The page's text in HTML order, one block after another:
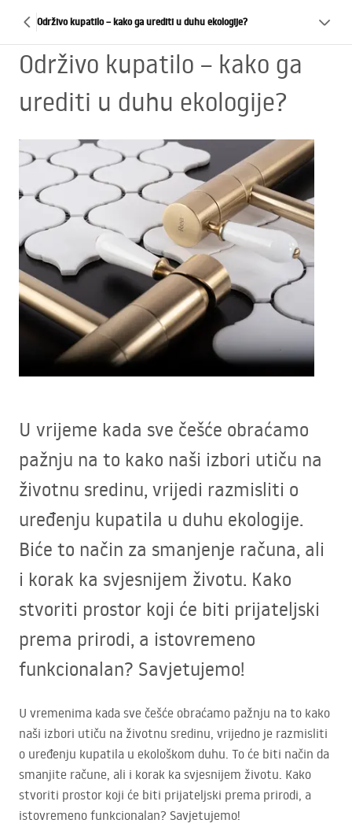
Održivo kupatilo – kako ga urediti u duhu ekologije?
Održivo kupatilo – kako ga
urediti u duhu ekologije?
U vrijeme kada sve češće obraćamo
pažnju na to kako naši izbori utiču na
životnu sredinu, vrijedi razmisliti o
uređenju kupatila u duhu ekologije.
Biće to način za smanjenje računa, ali
i korak ka svjesnijem životu. Kako
stvoriti prostor koji će biti prijateljski
prema prirodi, a istovremeno
funkcionalan? Savjetujemo!
U vremenima kada sve češće obraćamo pažnju na to kako
naši izbori utiču na životnu sredinu, vrijedno je razmisliti
o uređenju kupatila u ekološkom duhu. To će biti način da
smanjite račune, ali i korak ka svjesnijem životu. Kako
stvoriti prostor koji će biti prijateljski prema prirodi, a
istovremeno funkcionalan? Savjetujemo!